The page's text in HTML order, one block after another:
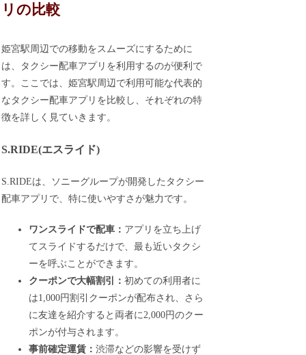
リの比較
姫宮駅周辺での移動をスムーズにするために
は、タクシー配車アプリを利用するのが便利で
す。ここでは、姫宮駅周辺で利用可能な代表的
なタクシー配車アプリを比較し、それぞれの特
徴を詳しく見ていきます。
S.RIDE(エスライド)
S.RIDEは、ソニーグループが開発したタクシー
配車アプリで、特に使いやすさが魅力です。
ワンスライドで配車： アプリを立ち上げ
てスライドするだけで、最も近いタクシ
ーを呼ぶことができます。
クーポンで大幅割引：初めての利用者に
は1,000円割引クーポンが配布され、さら
に友達を紹介すると両者に2,000円のクー
ポンが付与されます。
事前確定運賃：渋滞などの影響を受けず